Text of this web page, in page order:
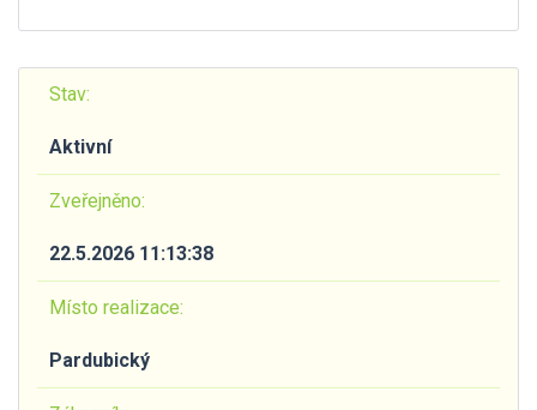
Stav:
Aktivní
Zveřejněno:
22.5.2026 11:13:38
Místo realizace:
Pardubický